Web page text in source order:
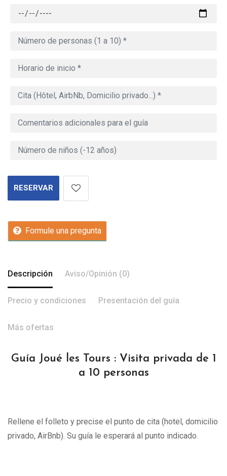
RESERVAR
Formule una pregunta
Descripción Aviso/Opinión (0)
Precio y condiciones Presentación del guía
Más ofertas
Guía Joué les Tours : Visita privada de 1
a 10 personas
Rellene el folleto y precise el punto de cita (hotel, domicilio
privado, AirBnb). Su guía le esperará al punto indicado.